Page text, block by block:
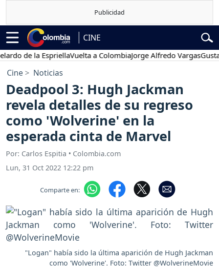
CINE
la EspriellaVuelta a ColombiaJorge Alfredo VargasGustavo
Cine Noticias
Deadpool 3: Hugh Jackman
revela detalles de su regreso
como 'Wolverine' en la
esperada cinta de Marvel
Por: Carlos Espitia • Colombia.com
Lun, 31 Oct 2022 12:22 pm
Comparte en:
"Logan" había sido la última aparición de Hugh Jackman
como 'Wolverine'. Foto: Twitter @WolverineMovie